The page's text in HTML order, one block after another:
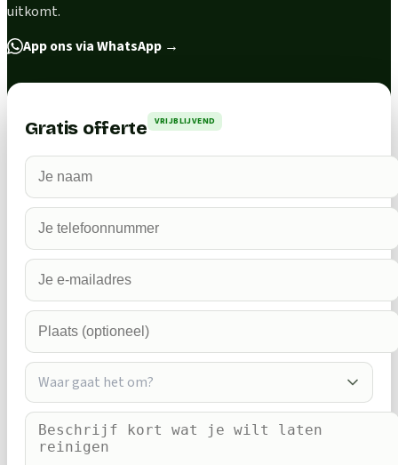
uitkomt.
App ons via WhatsApp →
Gratis offerte VRIJBLIJVEND
Waar gaat het om?